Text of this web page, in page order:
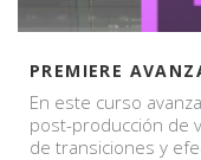
PREMIERE
En este curso
post-producción de
de transiciones y